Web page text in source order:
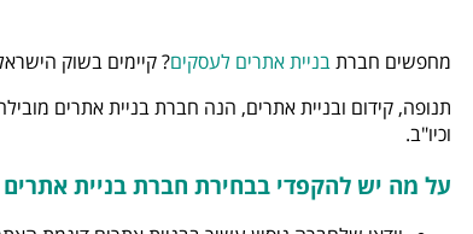
מחפשים חברתבניית אתרים לעסקים? קיימים בשוק
תנופה, קידום ובניית אתרים, הנה חברת בניית אתרים
וכיו"ב.
על מה יש להקפדי בבחירת חברת בניית אתרים